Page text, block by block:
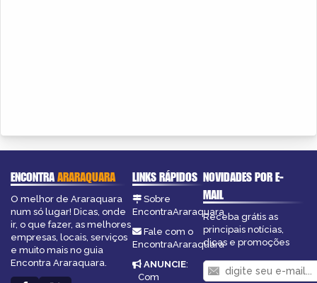
ENCONTRAARARAQUARA
O melhor de Araraquara
num só lugar! Dicas, onde
ir, o que fazer, as melhores
empresas, locais, serviços
e muito mais no guia
Encontra Araraquara.
LINKS RÁPIDOS
Sobre
EncontraAraraquara
Fale com o
EncontraAraraquara
ANUNCIE:
Com
NOVIDADES POR E-
MAIL
Receba grátis as
principais notícias,
dicas e promoções